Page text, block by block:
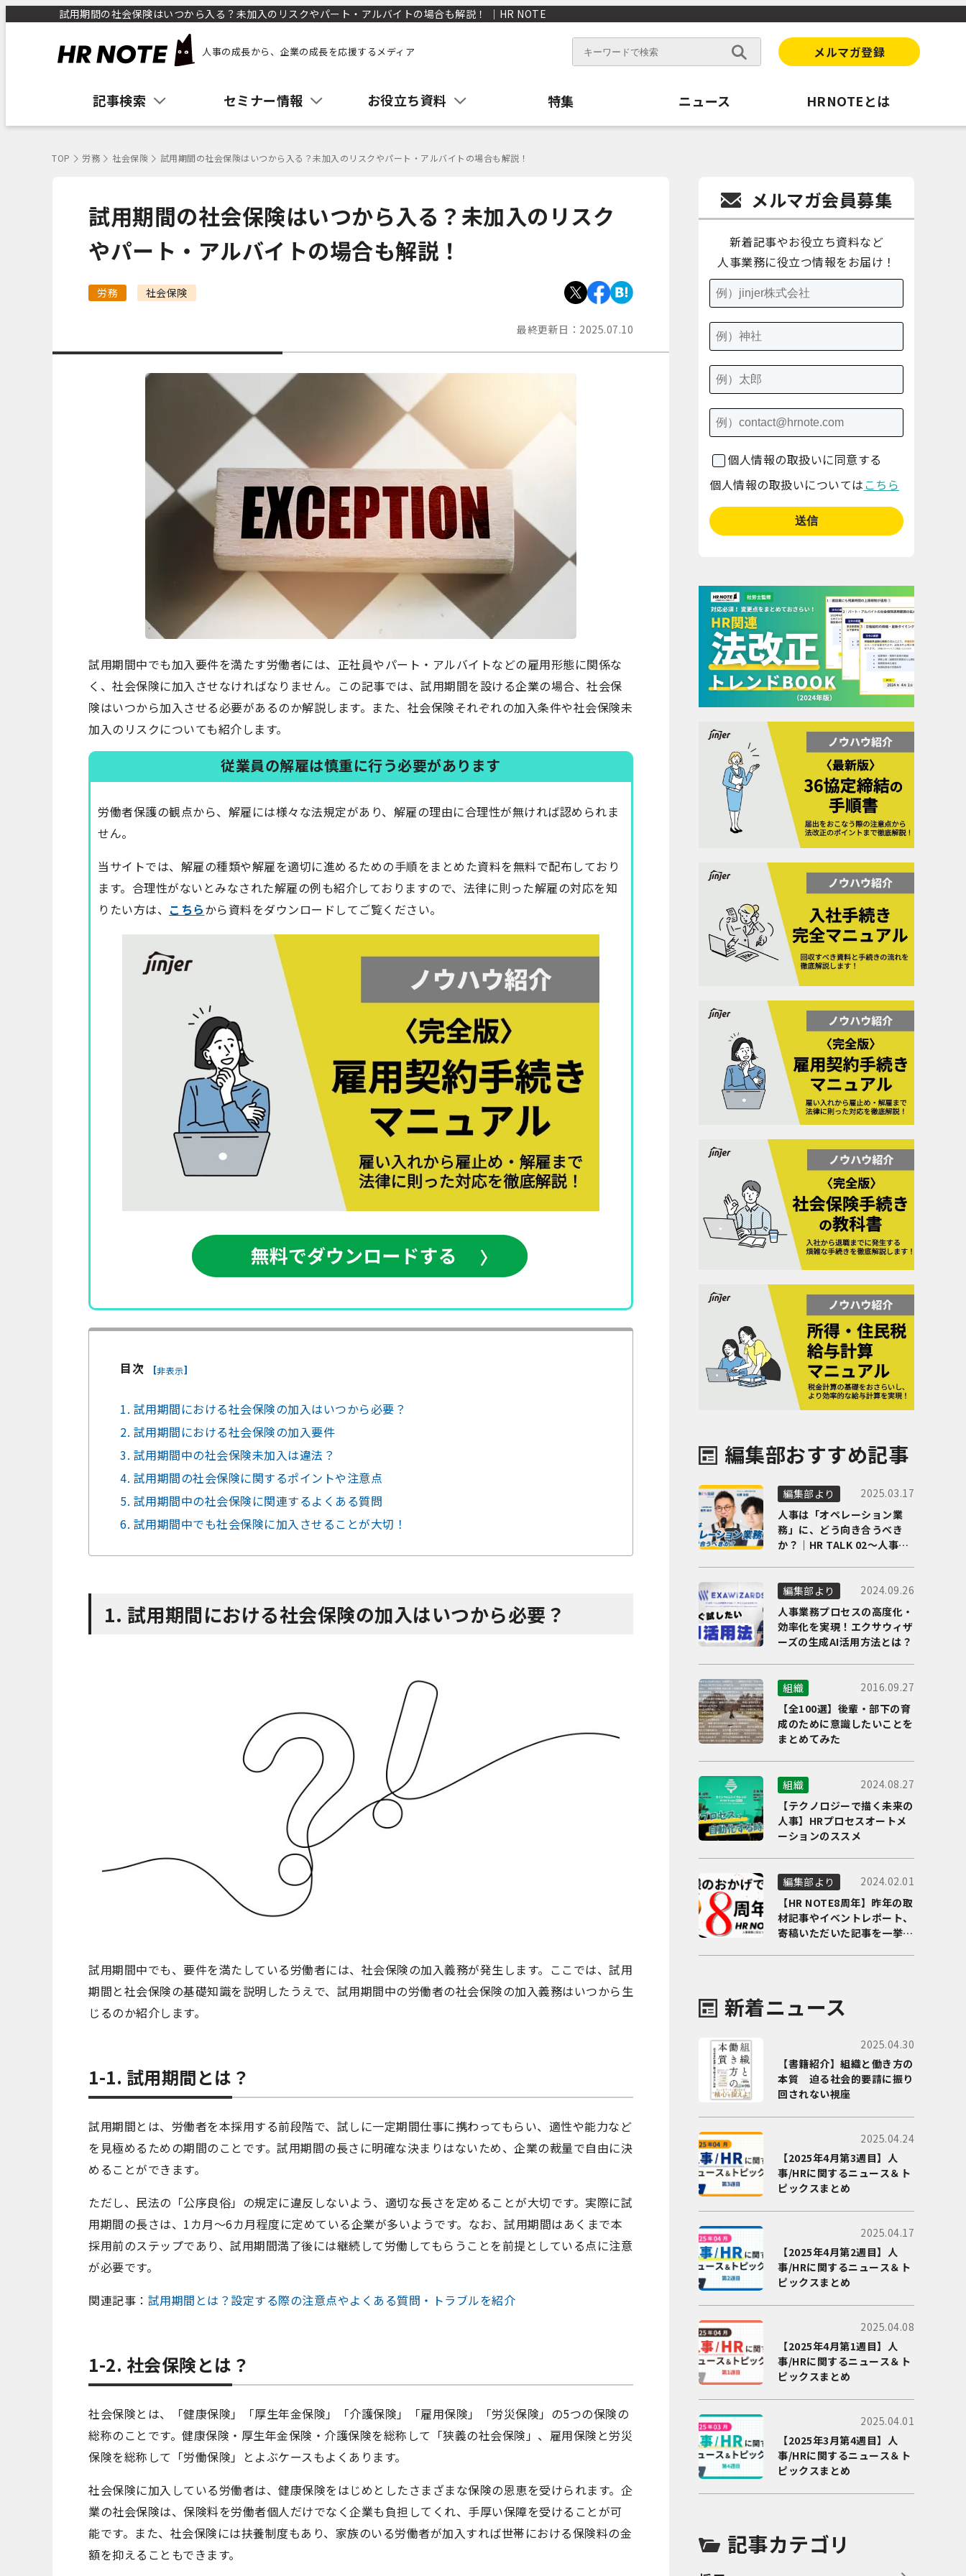
試用期間の社会保険はいつから入る？未加入のリスクやパート・アルバイトの場合も解説！ ｜HR NOTE
人事の成長から、企業の成長を応援するメディア メルマガ登録
記事検索 セミナー情報 お役立ち資料 特集 ニュース HRNOTEとは
TOP 労務 社会保険 試用期間の社会保険はいつから入る？未加入のリスクやパート・アルバイトの場合も解説！
試用期間の社会保険はいつから入る？未加入のリスク
やパート・アルバイトの場合も解説！
労務 社会保険
最終更新日： 2025.07.10
試用期間中でも加入要件を満たす労働者には、正社員やパート・アルバイトなどの雇用形態に関係な
く、社会保険に加入させなければなりません。この記事では、試用期間を設ける企業の場合、社会保
険はいつから加入させる必要があるのか解説します。また、社会保険それぞれの加入条件や社会保険未
加入のリスクについても紹介します。
従業員の解雇は慎重に行う必要があります
労働者保護の観点から、解雇には様々な法規定があり、解雇の理由に合理性が無ければ認められま
せん。
当サイトでは、解雇の種類や解雇を適切に進めるための手順をまとめた資料を無料で配布しており
ます。合理性がないとみなされた解雇の例も紹介しておりますので、法律に則った解雇の対応を知
りたい方は、 こちらから資料をダウンロードしてご覧ください。
目次 [非表示]
1. 試用期間における社会保険の加入はいつから必要？
2. 試用期間における社会保険の加入要件
3. 試用期間中の社会保険未加入は違法？
4. 試用期間の社会保険に関するポイントや注意点
5. 試用期間中の社会保険に関連するよくある質問
6. 試用期間中でも社会保険に加入させることが大切！
1. 試用期間における社会保険の加入はいつから必要？
試用期間中でも、要件を満たしている労働者には、社会保険の加入義務が発生します。ここでは、試用
期間と社会保険の基礎知識を説明したうえで、試用期間中の労働者の社会保険の加入義務はいつから生
じるのか紹介します。
1-1. 試用期間とは？
試用期間とは、労働者を本採用する前段階で、試しに一定期間仕事に携わってもらい、適性や能力など
を見極めるための期間のことです。試用期間の長さに明確な決まりはないため、企業の裁量で自由に決
めることができます。
ただし、民法の「公序良俗」の規定に違反しないよう、適切な長さを定めることが大切です。実際に試
用期間の長さは、1カ月～6カ月程度に定めている企業が多いようです。なお、試用期間はあくまで本
採用前のステップであり、試用期間満了後には継続して労働してもらうことを前提としている点に注意
が必要です。
関連記事： 試用期間とは？設定する際の注意点やよくある質問・トラブルを紹介
1-2. 社会保険とは？
社会保険とは、「健康保険」「厚生年金保険」「介護保険」「雇用保険」「労災保険」の5つの保険の
総称のことです。健康保険・厚生年金保険・介護保険を総称して「狭義の社会保険」、雇用保険と労災
保険を総称して「労働保険」とよぶケースもよくあります。
社会保険に加入している労働者は、健康保険をはじめとしたさまざまな保険の恩恵を受けられます。 企
業の社会保険は、保険料を労働者個人だけでなく企業も負担してくれ、 手厚い保障を受けることが可
能です。また、社会保険には扶養制度もあり、家族のいる労働者が加入すれば世帯における保険料の金
額を抑えることもできます。
メルマガ会員募集
新着記事やお役立ち資料など
人事業務に役立つ情報をお届け！
個人情報の取扱いに同意する
個人情報の取扱いについては こちら
編集部おすすめ記事
編集部より
2025.03.17
人事は「オペレーション業
務」に、どう向き合うべき
か？｜HR TALK 02～人事DX
編集部より
2024.09.26
人事業務プロセスの高度化・
効率化を実現！エクサウィザ
ーズの生成AI活用方法とは？
組織
2016.09.27
【全100選】後輩・部下の育
成のために意識したいことを
まとめてみた
組織
2024.08.27
【テクノロジーで描く未来の
人事】HRプロセスオートメ
ーションのススメ
編集部より
2024.02.01
【HR NOTE8周年】昨年の取
材記事やイベントレポート、
寄稿いただいた記事を一挙に
新着ニュース
2025.04.30
【書籍紹介】組織と働き方の
本質 迫る社会的要請に振り
回されない視座
2025.04.24
【2025年4月第3週目】人
事/HRに関するニュース＆ト
ピックスまとめ
2025.04.17
【2025年4月第2週目】人
事/HRに関するニュース＆ト
ピックスまとめ
2025.04.08
【2025年4月第1週目】人
事/HRに関するニュース＆ト
ピックスまとめ
2025.04.01
【2025年3月第4週目】人
事/HRに関するニュース＆ト
ピックスまとめ
記事カテゴリ